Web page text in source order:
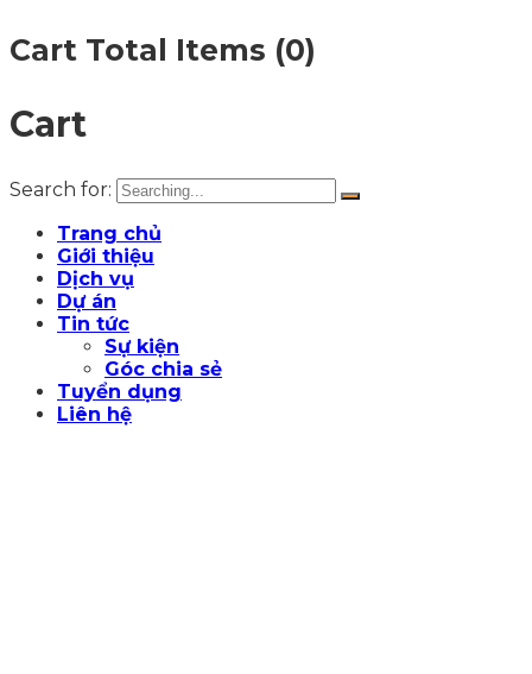
Cart Total Items (0)
Cart
Search for:
Trang chủ
Giới thiệu
Dịch vụ
Dự án
Tin tức
Sự kiện
Góc chia sẻ
Tuyển dụng
Liên hệ